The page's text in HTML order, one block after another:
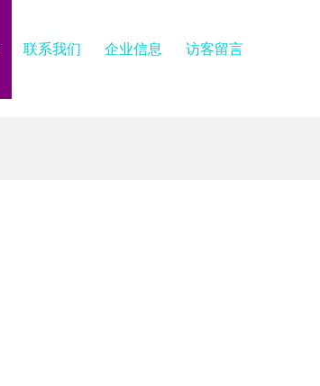
联系我们 企业信息 访客留言